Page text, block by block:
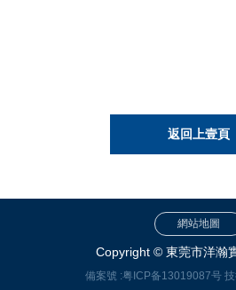
返回上壹頁
網站地圖
Copyright © 東莞市洋瀚
備案號 :粤ICP备13019087号